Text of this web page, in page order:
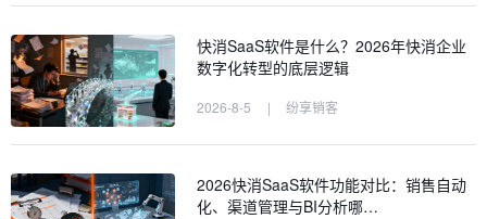
快消SaaS软件是什么？2026年快消企业
数字化转型的底层逻辑
2026-8-5 | 纷享销客
2026快消SaaS软件功能对比：销售自动
化、渠道管理与BI分析哪…